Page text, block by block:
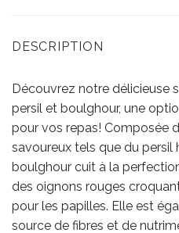
DESCRIPTION
Découvrez notre délicieuse
persil et boulghour, une
pour vos repas! Composée
savoureux tels que du persil
boulghour cuit à la
des oignons rouges
pour les papilles. Elle est
source de fibres et de